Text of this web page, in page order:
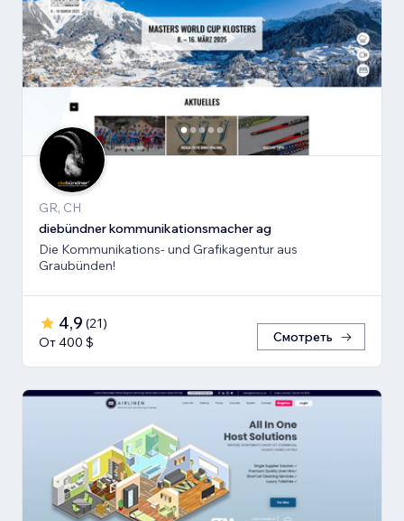
GR, CH
diebündner kommunikationsmacher ag
Die Kommunikations- und Grafikagentur aus
Graubünden!
4,9 (21)
От 400 $
Смотреть